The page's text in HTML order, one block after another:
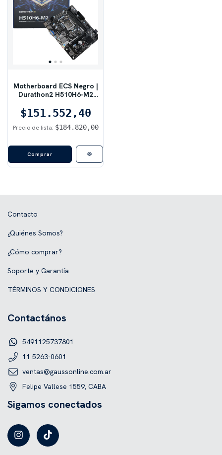
Motherboard ECS Negro |
Durathon2 H510H6-M2
$151.552,40
Precio de lista: $184.820,00
Comprar
Contacto
¿Quiénes Somos?
¿Cómo comprar?
Soporte y Garantía
TÉRMINOS Y CONDICIONES
Contactános
5491125737801
11 5263-0601
ventas@gaussonline.com.ar
Felipe Vallese 1559, CABA
Sigamos conectados